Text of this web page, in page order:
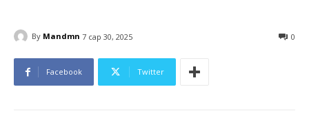
By Mandmn 7 сар 30, 2025 0
Facebook Twitter